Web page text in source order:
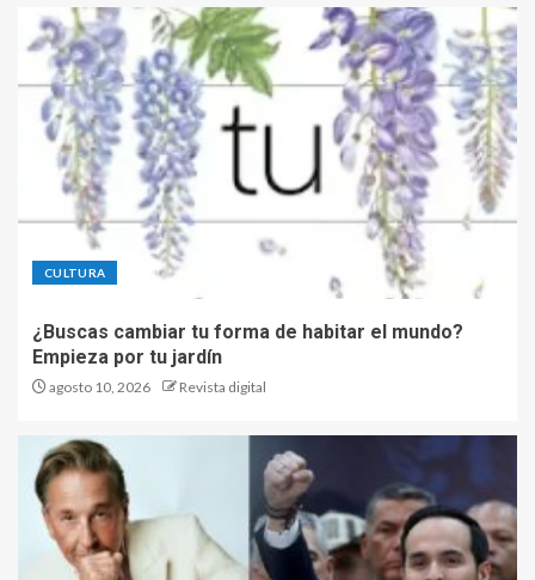
CULTURA
¿Buscas cambiar tu forma de habitar el mundo?
Empieza por tu jardín
agosto 10, 2026 Revista digital